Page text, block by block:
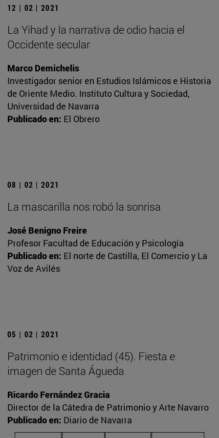
12 | 02 | 2021
La Yihad y la narrativa de odio hacia el
Occidente secular
Marco Demichelis
Investigador senior en Estudios Islámicos e Historia
de Oriente Medio. Instituto Cultura y Sociedad,
Universidad de Navarra
Publicado en: El Obrero
08 | 02 | 2021
La mascarilla nos robó la sonrisa
José Benigno Freire
Profesor Facultad de Educación y Psicología
Publicado en: El norte de Castilla, El Comercio y La
Voz de Avilés
05 | 02 | 2021
Patrimonio e identidad (45). Fiesta e
imagen de Santa Águeda
Ricardo Fernández Gracia
Director de la Cátedra de Patrimonio y Arte Navarro
Publicado en: Diario de Navarra